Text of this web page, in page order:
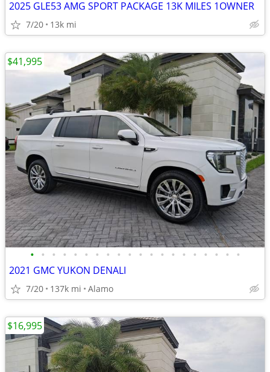
2025 GLE53 AMG SPORT PACKAGE 13K MILES 1OWNER
7/20 13k mi
• • • • • • • • • • • • • • • • • • • •
2021 GMC YUKON DENALI
7/20 137k mi Alamo
$41,995
$16,995